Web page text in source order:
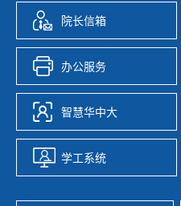
院长信箱
办公服务
智慧华中大
学工系统